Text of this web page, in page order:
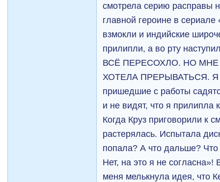
смотрела серию расправы
главной героине в
взмокли и индийские
прилипли, а во рту
ВСЁ ПЕРЕСОХЛО. НО
ХОТЕЛА ПРЕРЫВАТЬСЯ. Я
пришедшие с работы
и не видят, что я прилипла
Когда Круз приговорили к
растерялась. Испытала
попала? А что дальше?
Нет, на это я не
меня мелькнула идея, что